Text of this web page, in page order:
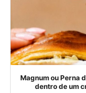
Magnum ou Perna
dentro de um